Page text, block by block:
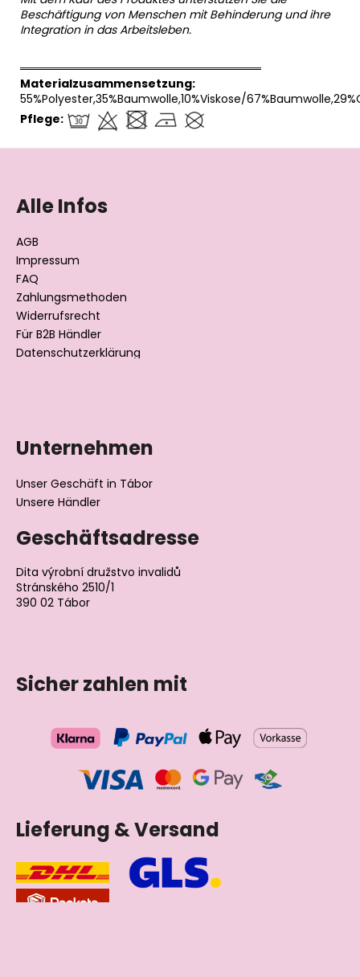
Beschäftigung von Menschen mit Behinderung und ihre
Integration in das Arbeitsleben.
══════════════════════════════
Materialzusammensetzung:
55%Polyester,35%Baumwolle,10%Viskose/
Pflege:
Alle Infos
AGB
Impressum
FAQ
Zahlungsmethoden
Widerrufsrecht
Für B2B Händler
Datenschutzerklärung
Unternehmen
Unser Geschäft in Tábor
Unsere Händler
Geschäftsadresse
Dita výrobní družstvo invalidů
Stránského 2510/1
390 02 Tábor
Sicher zahlen mit
Lieferung & Versand